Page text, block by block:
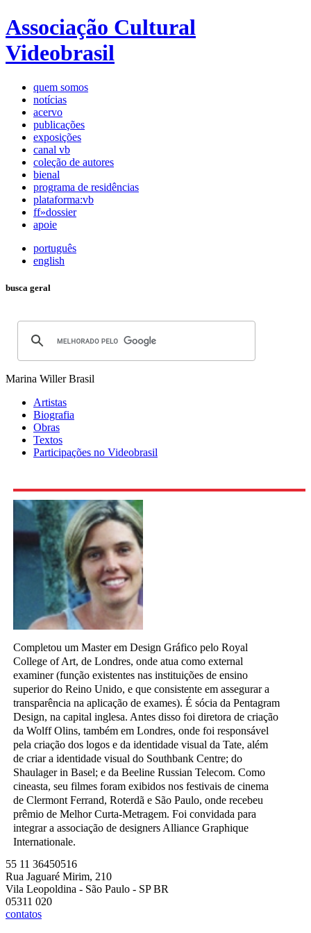
Associação Cultural
Videobrasil
quem somos
notícias
acervo
publicações
exposições
canal vb
coleção de autores
bienal
programa de residências
plataforma:vb
ff»dossier
apoie
português
english
busca geral
Marina Willer Brasil
Artistas
Biografia
Obras
Textos
Participações no Videobrasil
Completou um Master em Design Gráfico pelo Royal
College of Art, de Londres, onde atua como external
examiner (função existentes nas instituições de ensino
superior do Reino Unido, e que consistente em assegurar a
transparência na aplicação de exames). É sócia da Pentagram
Design, na capital inglesa. Antes disso foi diretora de criação
da Wolff Olins, também em Londres, onde foi responsável
pela criação dos logos e da identidade visual da Tate, além
de criar a identidade visual do Southbank Centre; do
Shaulager in Basel; e da Beeline Russian Telecom. Como
cineasta, seu filmes foram exibidos nos festivais de cinema
de Clermont Ferrand, Roterdã e São Paulo, onde recebeu
prêmio de Melhor Curta-Metragem. Foi convidada para
integrar a associação de designers Alliance Graphique
Internationale.
55 11 36450516
Rua Jaguaré Mirim, 210
Vila Leopoldina - São Paulo - SP BR
05311 020
contatos